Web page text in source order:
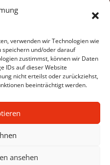
verwenden wir Technologien wie
speichern und/oder darauf
zustimmst, können wir Daten
IDs auf dieser Website
nicht erteilst oder zurückziehst,
beeinträchtigt werden.
ansehen